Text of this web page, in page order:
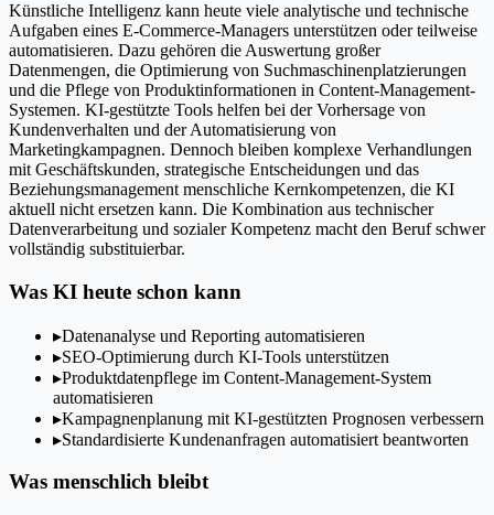
Künstliche Intelligenz kann heute viele analytische und technische
Aufgaben eines E-Commerce-Managers unterstützen oder teilweise
automatisieren. Dazu gehören die Auswertung großer
Datenmengen, die Optimierung von Suchmaschinenplatzierungen
und die Pflege von Produktinformationen in Content-Management-
Systemen. KI-gestützte Tools helfen bei der Vorhersage von
Kundenverhalten und der Automatisierung von
Marketingkampagnen. Dennoch bleiben komplexe Verhandlungen
mit Geschäftskunden, strategische Entscheidungen und das
Beziehungsmanagement menschliche Kernkompetenzen, die KI
aktuell nicht ersetzen kann. Die Kombination aus technischer
Datenverarbeitung und sozialer Kompetenz macht den Beruf schwer
vollständig substituierbar.
Was KI heute schon kann
▸Datenanalyse und Reporting automatisieren
▸SEO-Optimierung durch KI-Tools unterstützen
▸Produktdatenpflege im Content-Management-System
automatisieren
▸Kampagnenplanung mit KI-gestützten Prognosen verbessern
▸Standardisierte Kundenanfragen automatisiert beantworten
Was menschlich bleibt